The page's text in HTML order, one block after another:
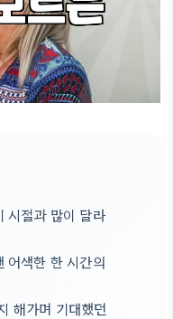
시절과 많이 달라
어색한 한 시간의
해가며 기대했던